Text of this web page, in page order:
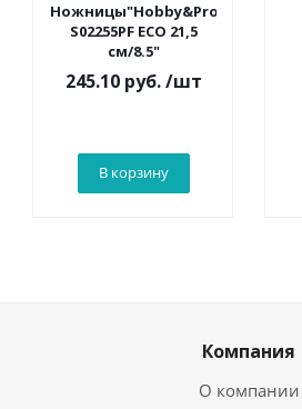
Ножницы"Hobby&Pro"
S02255PF ECO 21,5
см/8.5"
245.10 руб. /шт
В корзину
Компания
О компании